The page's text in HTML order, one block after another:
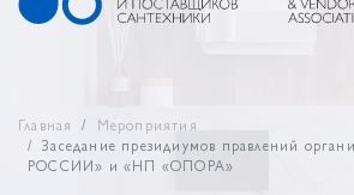
Главная
Мероприятия
Заседание президиумов правлений
РОССИИ» и «НП «ОПОРА»